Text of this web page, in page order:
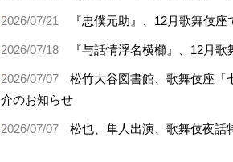
2026/07/21 『忠僕元助』、12月歌舞伎座
2026/07/18 『与話情浮名横櫛』、12月
2026/07/07
松竹大谷図書館、歌舞伎座「
介のお知らせ
2026/07/07 松也、隼人出演、歌舞伎夜話